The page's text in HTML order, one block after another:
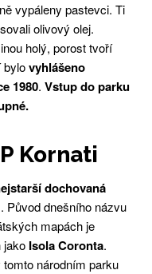
vypáleny pastevci. Ti
olivový olej.
holý, porost tvoří
bylovyhlášeno
1980. Vstup do parku
Kornati
dochovaná
Původ dnešního názvu
mapách je
jako Isola Coronta.
národním parku